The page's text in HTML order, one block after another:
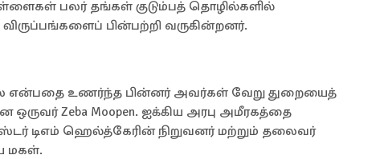
பலர் தங்கள் குடும்பத் தொழில்களில்
பின்பற்றி வருகின்றனர்.
என்பதை உணர்ந்த பின்னர் அவர்கள் வேறு துறையைத்
ஒருவர் Zeba Moopen. ஐக்கிய அரபு அமீரகத்தை
டிஎம் ஹெல்த்கேரின் நிறுவனர் மற்றும் தலைவர்
மகள்.